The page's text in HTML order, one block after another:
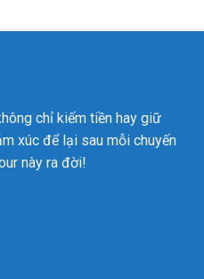
chỉ kiếm tiền hay giữ
xúc để lại sau mỗi chuyến
này ra đời!